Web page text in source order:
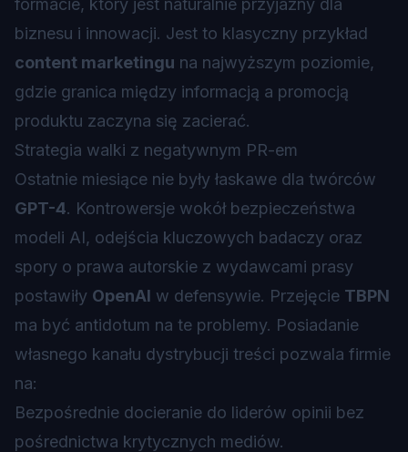
formacie, który jest naturalnie przyjazny dla
biznesu i innowacji. Jest to klasyczny przykład
content marketingu na najwyższym poziomie,
gdzie granica między informacją a promocją
produktu zaczyna się zacierać.
Strategia walki z negatywnym PR-em
Ostatnie miesiące nie były łaskawe dla twórców
GPT-4. Kontrowersje wokół bezpieczeństwa
modeli AI, odejścia kluczowych badaczy oraz
spory o prawa autorskie z wydawcami prasy
postawiły OpenAI w defensywie. Przejęcie TBPN
ma być antidotum na te problemy. Posiadanie
własnego kanału dystrybucji treści pozwala firmie
na:
Bezpośrednie docieranie do liderów opinii bez
pośrednictwa krytycznych mediów.